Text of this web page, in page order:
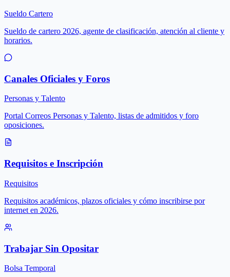
Sueldo Cartero
Sueldo de cartero 2026, agente de clasificación, atención al cliente y
horarios.
Canales Oficiales y Foros
Personas y Talento
Portal Correos Personas y Talento, listas de admitidos y foro
oposiciones.
Requisitos e Inscripción
Requisitos
Requisitos académicos, plazos oficiales y cómo inscribirse por
internet en 2026.
Trabajar Sin Opositar
Bolsa Temporal